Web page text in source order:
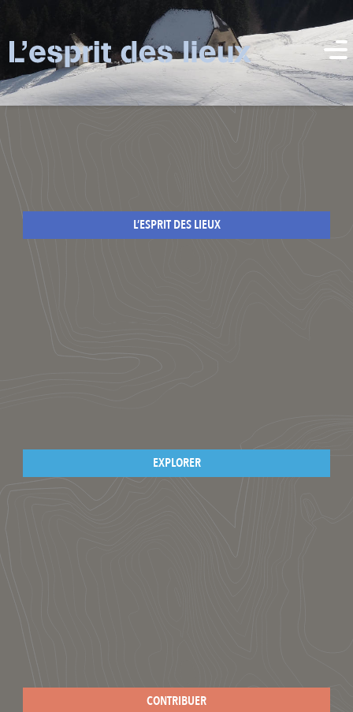
L’ESPRIT DES LIEUX
EXPLORER
CONTRIBUER